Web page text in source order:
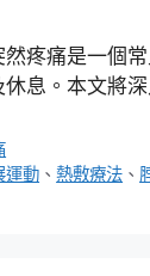
然疼痛是一個
休息。本文將
運動 、熱敷療法 、